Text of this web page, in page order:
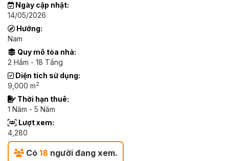
Ngày cập nhật:
14/05/2026
Hướng:
Nam
Quy mô tòa nhà:
2 Hầm - 18 Tầng
Diện tích sử dụng:
9,000 m2
Thời hạn thuê:
1 Năm - 5 Năm
Lượt xem:
4,280
Có 18 người đang xem.